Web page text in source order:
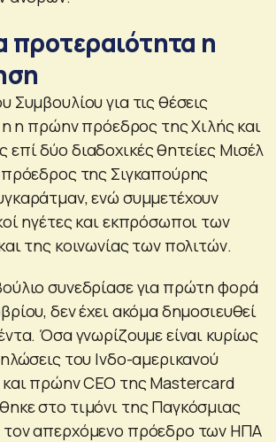
προτεραιότητα η
Συμβουλίου για τις θέσεις
η η πρώην πρόεδρος της Χιλής και
δύο διαδοχικές θητείες Μισέλ
της Σιγκαπούρης
ενώ συμμετέχουν
ηγέτες και εκπρόσωποι των
της κοινωνίας των πολιτών.
συνεδρίασε για πρώτη φορά
δεν έχει ακόμα δημοσιευθεί
Όσα γνωρίζουμε είναι κυρίως
του Ινδο-αμερικανού
και πρώην CEO της Mastercard
στο τιμόνι της Παγκόσμιας
απερχόμενο πρόεδρο των ΗΠΑ